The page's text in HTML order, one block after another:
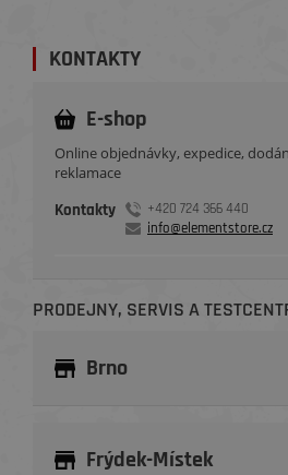
KONTAKTY
E-shop
Online objednávky, expedice,
reklamace
Kontakty
+420 724 366 440
info@elementstore.cz
PRODEJNY, SERVIS A
Brno
Frýdek-Místek